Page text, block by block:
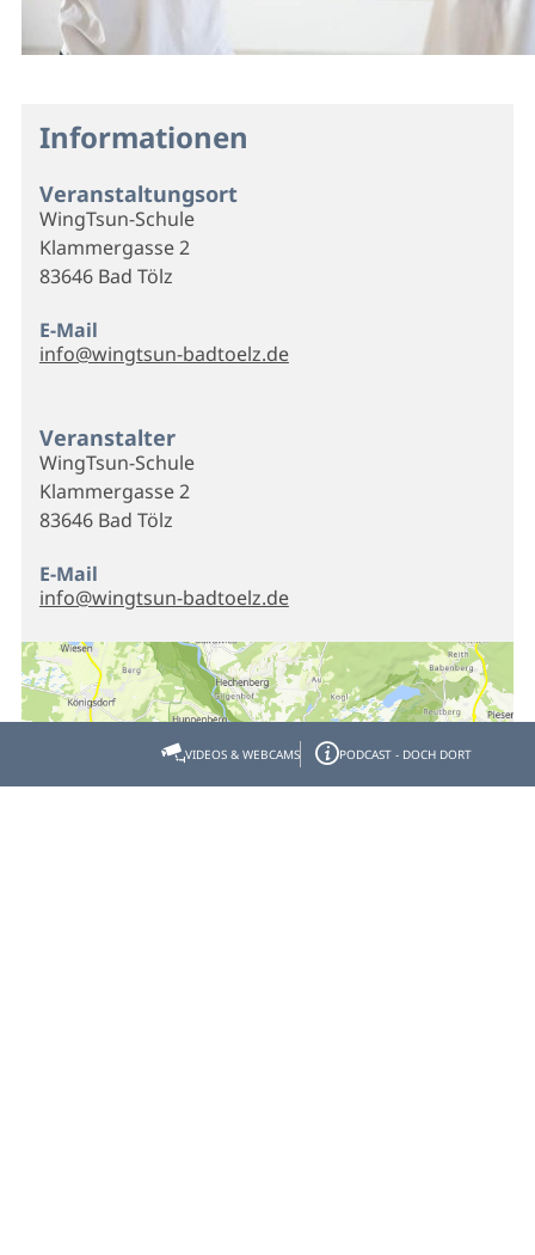
Informationen
Veranstaltungsort
WingTsun-Schule
Klammergasse 2
83646 Bad Tölz
E-Mail
info@wingtsun-badtoelz.de
Veranstalter
WingTsun-Schule
Klammergasse 2
83646 Bad Tölz
E-Mail
info@wingtsun-badtoelz.de
VIDEOS & WEBCAMS PODCAST - DOCH DORT